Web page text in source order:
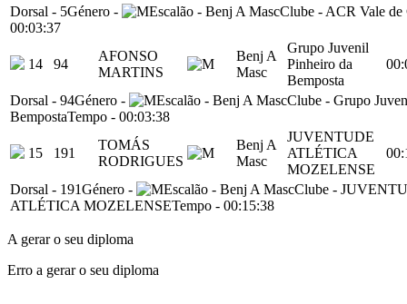
Dorsal - 5Género - Escalão - Benj A MascClube - ACR Vale de
00:03:37
14 94
AFONSO
MARTINS
Benj A
Masc
Grupo Juvenil
Pinheiro da
Bemposta
Dorsal - 94Género - Escalão - Benj A MascClube - Grupo
BempostaTempo - 00:03:38
15 191
TOMÁS
RODRIGUES
Benj A
Masc
JUVENTUDE
ATLÉTICA
MOZELENSE
Dorsal - 191Género - Escalão - Benj A MascClube -
ATLÉTICA MOZELENSETempo - 00:15:38
A gerar o seu diploma
Erro a gerar o seu diploma